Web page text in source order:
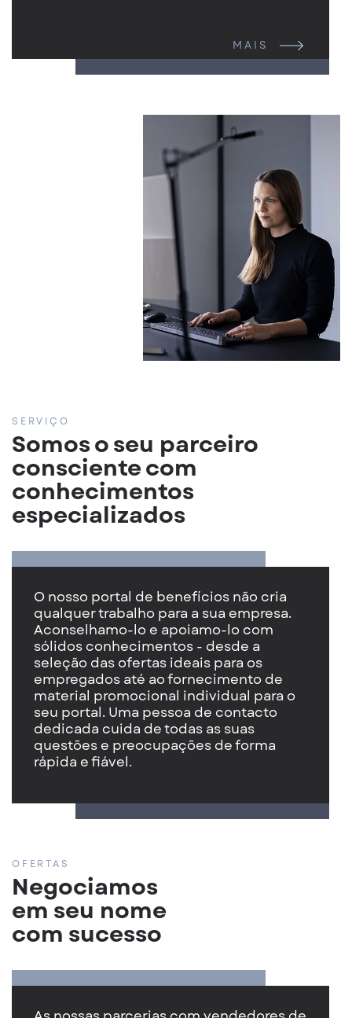
MAIS
OFERTAS
Negociamos
em seu nome
com sucesso
SERVIÇO
Somos o seu parceiro
consciente com
conhecimentos
especializados
O nosso portal de benefícios não cria
qualquer trabalho para a sua empresa.
Aconselhamo-lo e apoiamo-lo com
sólidos conhecimentos - desde a
seleção das ofertas ideais para os
empregados até ao fornecimento de
material promocional individual para o
seu portal. Uma pessoa de contacto
dedicada cuida de todas as suas
questões e preocupações de forma
rápida e fiável.